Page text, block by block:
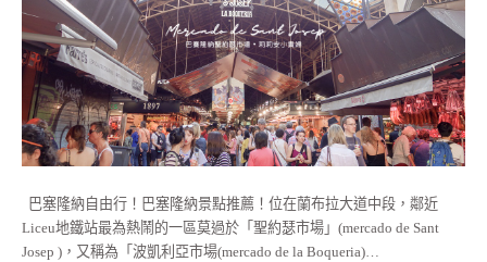
巴塞隆納自由行！巴塞隆納景點推薦！位在蘭布拉大道中段，鄰近
Liceu地鐵站最為熱鬧的一區莫過於「聖約瑟市場」(mercado de Sant
Josep )，又稱為「波凱利亞市場(mercado de la Boqueria)…